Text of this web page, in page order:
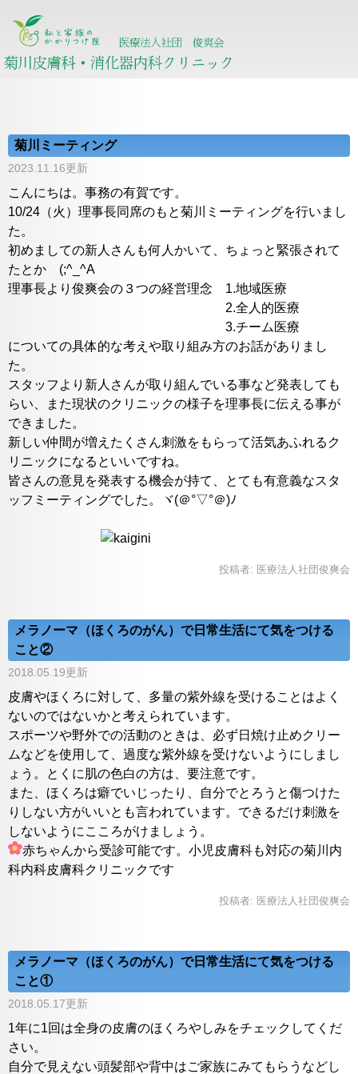
菊川ミーティング
2023.11.16更新
こんにちは。事務の有賀です。
10/24（火）理事長同席のもと菊川ミーティングを行いまし
た。
初めましての新人さんも何人かいて、ちょっと緊張されて
たとか (;^_^A
理事長より俊爽会の３つの経営理念 1.地域医療
2.全人的医療
3.チーム医療
についての具体的な考えや取り組み方のお話がありまし
た。
スタッフより新人さんが取り組んでいる事など発表しても
らい、また現状のクリニックの様子を理事長に伝える事が
できました。
新しい仲間が増えたくさん刺激をもらって活気あふれるク
リニックになるといいですね。
皆さんの意見を発表する機会が持て、とても有意義なスタ
ッフミーティングでした。ヾ(＠°▽°＠)ﾉ
投稿者: 医療法人社団俊爽会
メラノーマ（ほくろのがん）で日常生活にて気をつける
こと②
2018.05.19更新
皮膚やほくろに対して、多量の紫外線を受けることはよく
ないのではないかと考えられています。
スポーツや野外での活動のときは、必ず日焼け止めクリー
ムなどを使用して、過度な紫外線を受けないようにしまし
ょう。とくに肌の色白の方は、要注意です。
また、ほくろは癖でいじったり、自分でとろうと傷つけた
りしない方がいいとも言われています。できるだけ刺激を
しないようにこころがけましょう。
赤ちゃんから受診可能です。小児皮膚科も対応の菊川内
科内科皮膚科クリニックです
投稿者: 医療法人社団俊爽会
メラノーマ（ほくろのがん）で日常生活にて気をつける
こと①
2018.05.17更新
1年に1回は全身の皮膚のほくろやしみをチェックしてくだ
さい。
自分で見えない頭髪部や背中はご家族にみてもらうなどし